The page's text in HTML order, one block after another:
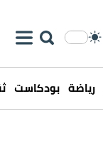
رياضة بودكاست